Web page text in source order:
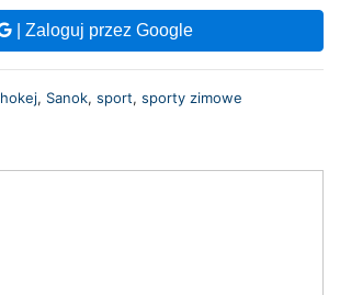
| Zaloguj przez Google
hokej, Sanok, sport, sporty zimowe